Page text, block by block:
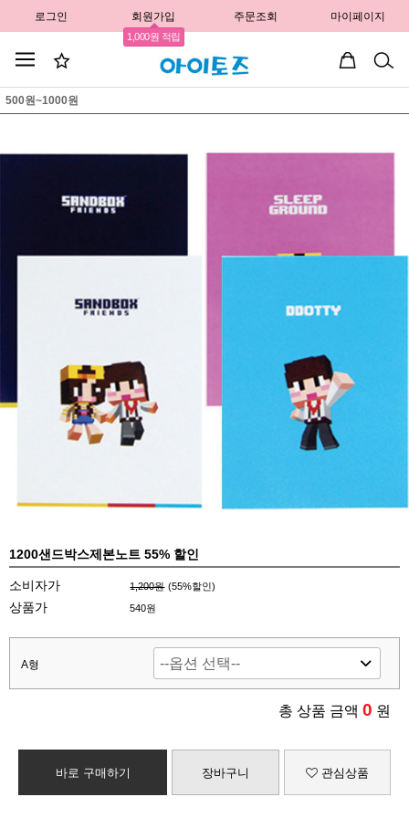
로그인 회원가입
1,000원 적립
주문조회 마이페이지
500원~1000원
1200샌드박스제본노트 55% 할인
소비자가 1,200원 (55%할인)
상품가 540원
A형
총 상품 금액 0 원
바로 구매하기 장바구니 관심상품